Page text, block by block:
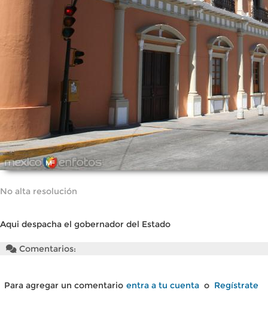
No alta resolución
Aqui despacha el gobernador del Estado
Comentarios:
Para agregar un comentario entra a tu cuenta o Regístrate